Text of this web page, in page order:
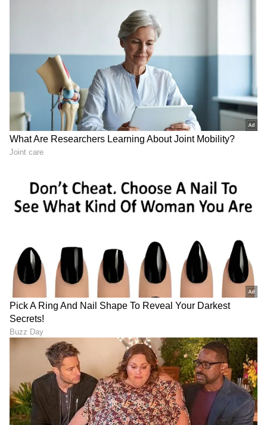
ಬೆಕ್ಕಿನ ಹೆಸರಿನ ಹಿಂದಿದೆ ಒಂದು ಎಮೋಷನಲ್ ಕಥೆ!
ಸಮಂತಾ ಅವರ ಪ್ರೀತಿಯ ಬೆಕ್ಕಿನ ಹೆಸರು 'ಜೆಲಾಟೊ'
(Gelato). ಈ ಹೆಸರಿನ ಹಿಂದೆ ಒಂದು ವಿಶೇಷ ಕಥೆಯಿದೆ.
ಆಹಾರದ ಮೇಲೆ ವಿಪರೀತ ನಿರ್ಬಂಧಗಳಿದ್ದ ಸಮಯದಲ್ಲಿ,
ವೈದ್ಯರು ಸಮಂತಾ ಅವರಿಗೆ ಸಕ್ಕರೆ ಮತ್ತು ಹಾಲಿನ
ಅಂಶವಿಲ್ಲದ 'ಜೆಲಾಟೊ' ಐಸ್‌ಕ್ರೀಮ್ ತಿನ್ನಲು ಅನುಮತಿ
ನೀಡಿದ್ದರಂತೆ. ವರ್ಷಗಳ ನಂತರ ಅವರು ತಿಂದ ಮೊದಲ
ತಮ್ಮ ಬೆಕ್ಕಿಗೆ ಜೆಲಾಟೊ ಎಂದು ಹೆಸರಿಟ್ಟಿದ್ದಾರೆ.
Image Credit : Samantha\Instagram
ಫೀನಿಕ್ಸ್ ಹಕ್ಕಿಯಂತೆ ಮರಳಿ ಬಂದ ಸಮಂತಾ
2022 ರಲ್ಲಿ 'ಯಶೋದಾ' ಚಿತ್ರದ ಪ್ರಚಾರದ ವೇಳೆ ತಮಗೆ
ಮಯೋಸಿಟಿಸ್ ಇರುವುದನ್ನು ಸಮಂತಾ ಬಹಿರಂಗಪಡಿಸಿದ್ದರು.